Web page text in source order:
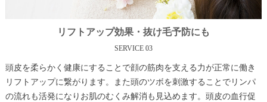
リフトアップ効果・抜け毛予防にも
SERVICE 03
頭皮を柔らかく健康にすることで顔の筋肉を支える力が正常に働き
リフトアップに繋がります。また頭のツボを刺激することでリンパ
の流れも活発になりお肌のむくみ解消も見込めます。頭皮の血行促